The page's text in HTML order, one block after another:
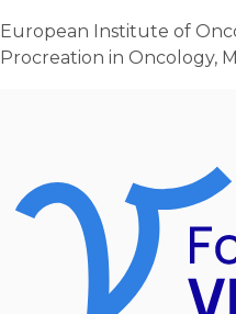
European Institute of
Procreation in Oncology,